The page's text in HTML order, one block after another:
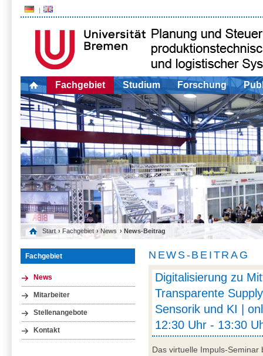
Fachgebiet Studium Forschung
Start › Fachgebiet › News › News-Beitrag
Fachgebiet
News
Mitarbeiter
Stellenangebote
Kontakt
NEWS-BEITRAG
Digitalisierung zu
Transparente
Sensorik und KI |
12:30 Uhr - 13:30
Das virtuelle Impuls-